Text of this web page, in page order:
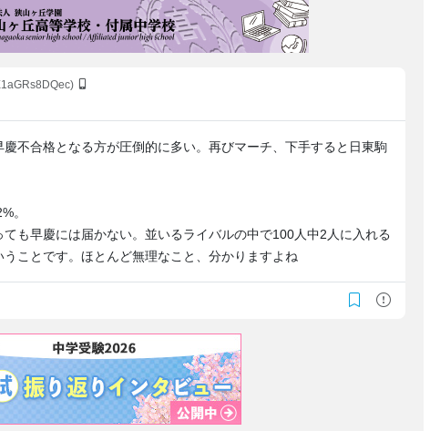
不合格となる方が圧倒的に多い。再びマーチ、下手すると日東駒
。
ても早慶には届かない。並いるライバルの中で100人中2人に入れる
ことです。ほとんど無理なこと、分かりますよね